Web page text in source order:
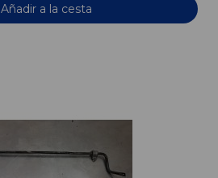
Añadir a la cesta